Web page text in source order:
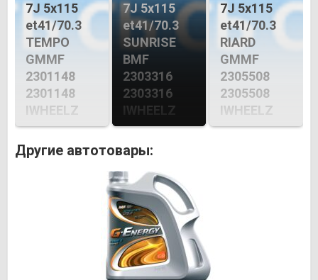
7J 5х115
et41/70.3
TEMPO
GMMF
2301148
2301148
IWHEELZ
7J 5х115
et41/70.3
SUNRISE
BMF
2303316
2303316
IWHEELZ
7J 5х115
et41/70.3
RIARD
GMMF
2305508
2305508
IWHEELZ
Другие автотовары: